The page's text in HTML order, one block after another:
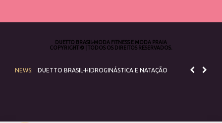
DUETTO BRASIL-MODA FITNESS E MODA PRAIA
COPYRIGHT © | TODOS OS DIREITOS RESERVADOS.
NEWS: DUETTO BRASIL-HIDROGINÁSTICA E NATAÇÃO